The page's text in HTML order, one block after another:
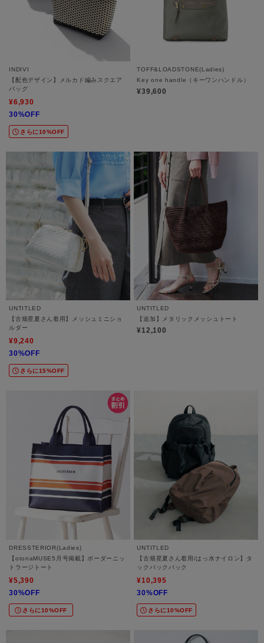
INDIVI
【配色デザイン】メルカド編みスクエア
バッグ
¥6,930
30%OFF
さらに10%OFF
TOFF&LOADSTONE(Ladies)
Key one handle（キーワンハンドル）
¥39,600
UNTITLED
【古畑星夏さん着用】メッシュミニショ
ルダー
¥9,240
30%OFF
さらに15%OFF
UNTITLED
【追加】メタリックメッシュトート
¥12,100
DRESSTERIOR(Ladies)
【otonaMUSE5月号掲載】ボーダーニッ
トラージトート
¥5,390
30%OFF
さらに10%OFF
UNTITLED
【古畑星夏さん着用/はっ水ナイロン】タ
ックバックパック
¥10,395
30%OFF
さらに10%OFF